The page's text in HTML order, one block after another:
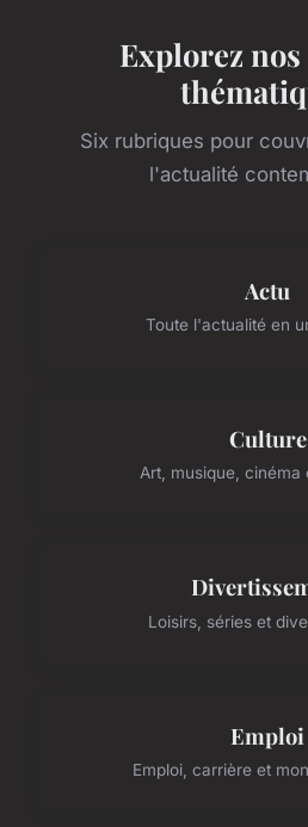
Explorez
Six rubriques pour
l'actualité
Actu
Toute l'actualité en
Culture
Art, musique, cinéma
Loisirs, séries et
Emploi
Emploi, carrière et